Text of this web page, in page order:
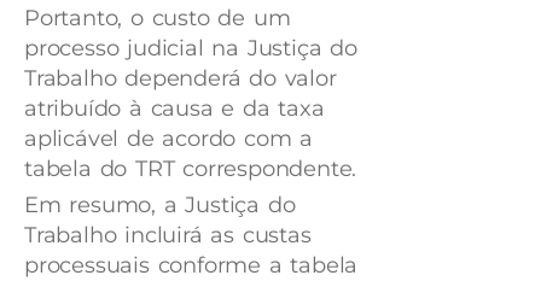
Portanto, o custo de um
processo judicial na Justiça do
Trabalho dependerá do valor
atribuído à causa e da taxa
aplicável de acordo com a
tabela do TRT correspondente.
Em resumo, a Justiça do
Trabalho incluirá as custas
processuais conforme a tabela